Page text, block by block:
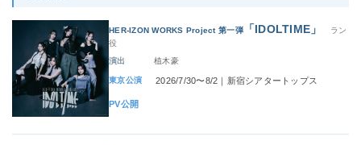
HER-IZON WORKS Project 第一弾「IDOLTIME」
ラン
役
演出
植木豪
東京公演 2026/7/30〜8/2｜新宿シアタートップス
PV公開